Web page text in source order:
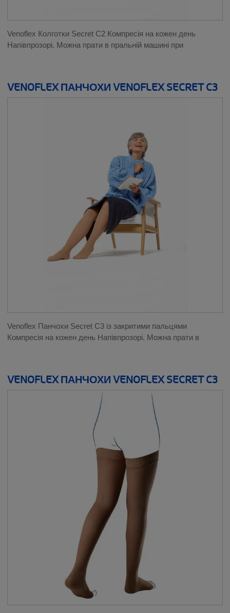
Venoflex Колготки Secret C2 Компресія на кожен день
Напівпрозорі. Можна прати в пральній машині при
VENOFLEX ПАНЧОХИ VENOFLEX SECRET C3
Venoflex Панчохи Secret C3 із закритими пальцями
Компресія на кожен день Напівпрозорі. Можна прати в
VENOFLEX ПАНЧОХИ VENOFLEX SECRET C3